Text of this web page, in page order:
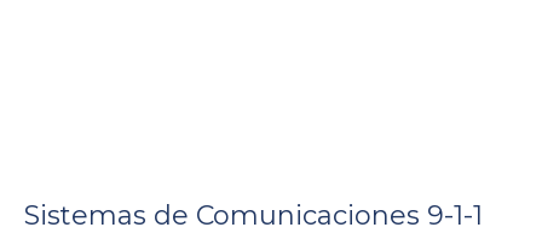
Sistemas de Comunicaciones 9-1-1